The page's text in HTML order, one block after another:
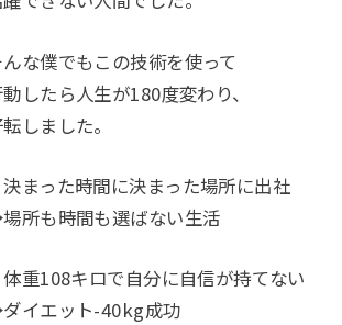
な僕でもこの技術を使って
したら人生が180度変わり、
しました。
決まった時間に決まった場所に出社
所も時間も選ばない生活
体重108キロで自分に自信が持てない
イエット-40kg成功